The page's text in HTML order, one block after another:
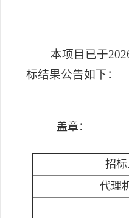
本项目已于2026
标结果公告如下：
盖章：
招标
代理